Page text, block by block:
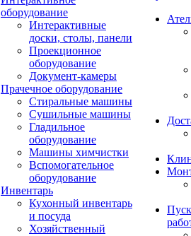
оборудование
Интерактивные
доски, столы, панели
Проекционное
оборудование
Документ-камеры
Прачечное оборудование
Стиральные машины
Сушильные машины
Гладильное
оборудование
Машины химчистки
Вспомогательное
оборудование
Инвентарь
Кухонный инвентарь
и посуда
Хозяйственный